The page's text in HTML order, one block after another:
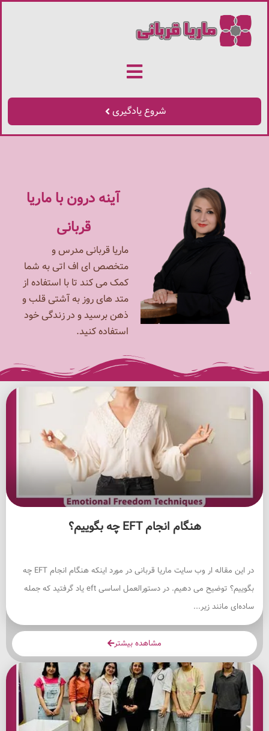
شروع یادگیری
آینه درون با ماریا
قربانی
ماریا قربانی مدرس و
متخصص ای اف اتی به شما
کمک می کند تا با استفاده از
متد های روز به آشتی قلب و
ذهن برسید و در زندگی خود
استفاده کنید.
هنگام انجام EFT چه بگوییم؟
در این مقاله ار وب سایت ماریا قربانی در مورد اینکه هنگام انجام EFT چه
بگوییم؟ توضیح می دهیم. در دستورالعمل اساسی eft یاد گرفتید که جمله
ساده‌ای مانند زیر...
مشاهده بیشتر